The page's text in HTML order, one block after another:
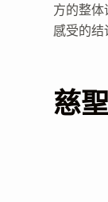
方的整
感受的
慈